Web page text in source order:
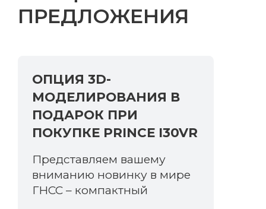
ПРЕДЛОЖЕНИЯ
ОПЦИЯ 3D-
МОДЕЛИРОВАНИЯ В
ПОДАРОК ПРИ
ПОКУПКЕ PRINCE I30VR
Представляем вашему
вниманию новинку в мире
ГНСС – компактный
Email
Название компании